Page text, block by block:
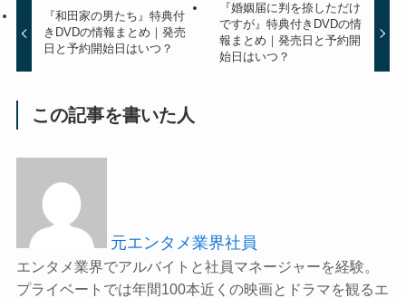
『和田家の男たち』特典付
きDVDの情報まとめ｜発売
日と予約開始日はいつ？
『婚姻届に判を捺しただけ
ですが』特典付きDVDの情
報まとめ｜発売日と予約開
始日はいつ？
この記事を書いた人
元エンタメ業界社員
エンタメ業界でアルバイトと社員マネージャーを経験。
プライベートでは年間100本近くの映画とドラマを観るエ